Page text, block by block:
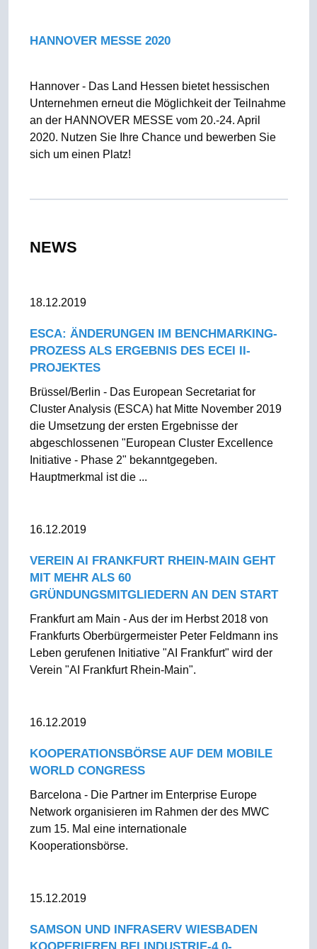
HANNOVER MESSE 2020
Hannover - Das Land Hessen bietet hessischen
Unternehmen erneut die Möglichkeit der Teilnahme
an der HANNOVER MESSE vom 20.-24. April
2020. Nutzen Sie Ihre Chance und bewerben Sie
sich um einen Platz!
NEWS
18.12.2019
ESCA: ÄNDERUNGEN IM BENCHMARKING-
PROZESS ALS ERGEBNIS DES ECEI II-
PROJEKTES
Brüssel/Berlin - Das European Secretariat for
Cluster Analysis (ESCA) hat Mitte November 2019
die Umsetzung der ersten Ergebnisse der
abgeschlossenen "European Cluster Excellence
Initiative - Phase 2" bekanntgegeben.
Hauptmerkmal ist die ...
16.12.2019
VEREIN AI FRANKFURT RHEIN-MAIN GEHT
MIT MEHR ALS 60
GRÜNDUNGSMITGLIEDERN AN DEN START
Frankfurt am Main - Aus der im Herbst 2018 von
Frankfurts Oberbürgermeister Peter Feldmann ins
Leben gerufenen Initiative "AI Frankfurt" wird der
Verein "AI Frankfurt Rhein-Main".
16.12.2019
KOOPERATIONSBÖRSE AUF DEM MOBILE
WORLD CONGRESS
Barcelona - Die Partner im Enterprise Europe
Network organisieren im Rahmen der des MWC
zum 15. Mal eine internationale
Kooperationsbörse.
15.12.2019
SAMSON UND INFRASERV WIESBADEN